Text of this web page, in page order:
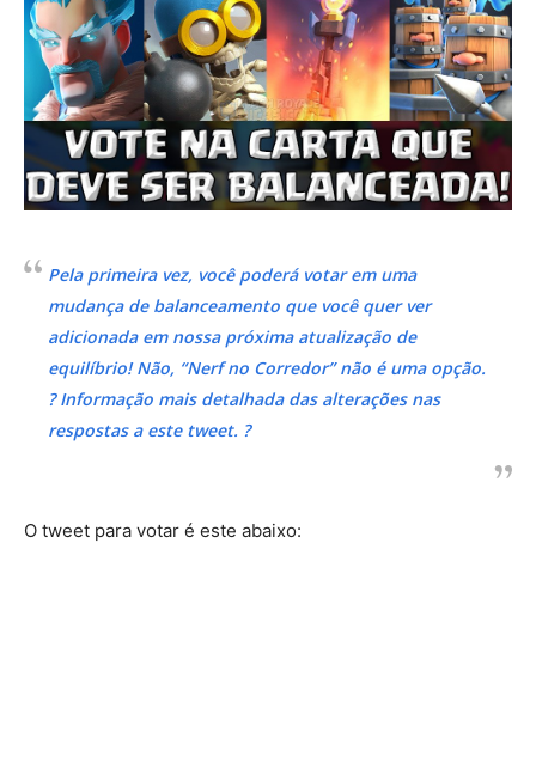
Pela primeira vez, você poderá votar em uma
mudança de balanceamento que você quer ver
adicionada em nossa próxima atualização de
equilíbrio! Não, “Nerf no Corredor” não é uma opção.
? Informação mais detalhada das alterações nas
respostas a este tweet. ?
O tweet para votar é este abaixo: